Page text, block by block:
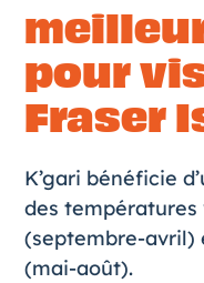
pour
Fraser
K’gari bénéficie
des températures
(septembre-avril)
(mai-août).